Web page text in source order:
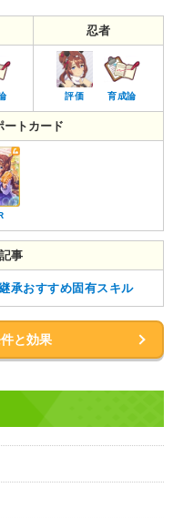
忍者
評価 育成論
ートカード
事
承おすすめ固有スキル
と効果